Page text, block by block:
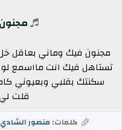
مجنون فيك وماني بعاقل
تستاهل فيك انت مااسمع
سكنتك بقلبي وبعيوني
قلت
كلمات: منصور الشادي